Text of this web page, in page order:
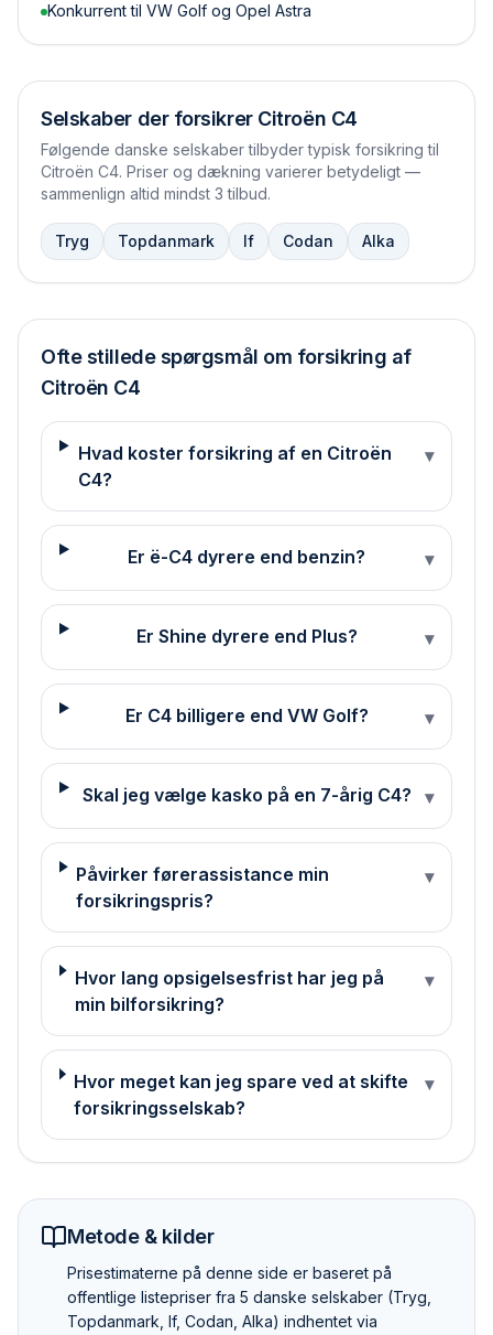
Konkurrent til VW Golf og Opel Astra
Selskaber der forsikrer Citroën C4
Følgende danske selskaber tilbyder typisk forsikring til
Citroën C4. Priser og dækning varierer betydeligt —
sammenlign altid mindst 3 tilbud.
Tryg Topdanmark If Codan Alka
Ofte stillede spørgsmål om forsikring af
Citroën C4
Hvad koster forsikring af en Citroën
C4?
▾
Er ë-C4 dyrere end benzin? ▾
Er Shine dyrere end Plus? ▾
Er C4 billigere end VW Golf? ▾
Skal jeg vælge kasko på en 7-årig C4? ▾
Påvirker førerassistance min
forsikringspris?
▾
Hvor lang opsigelsesfrist har jeg på
min bilforsikring?
▾
Hvor meget kan jeg spare ved at skifte
forsikringsselskab?
▾
Metode & kilder
Pris­estimaterne på denne side er baseret på
offentlige listepriser fra 5 danske selskaber (Tryg,
Topdanmark, If, Codan, Alka) indhentet via